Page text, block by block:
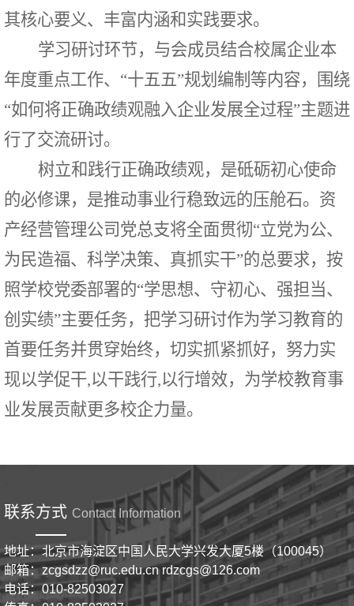
其核心要义、丰富内涵和实践要求。
学习研讨环节，与会成员结合校属企业本
年度重点工作、“十五五”规划编制等内容，围绕
“如何将正确政绩观融入企业发展全过程”主题进
行了交流研讨。
树立和践行正确政绩观，是砥砺初心使命
的必修课，是推动事业行稳致远的压舱石。资
产经营管理公司党总支将全面贯彻“立党为公、
为民造福、科学决策、真抓实干”的总要求，按
照学校党委部署的“学思想、守初心、强担当、
创实绩”主要任务，把学习研讨作为学习教育的
首要任务并贯穿始终，切实抓紧抓好，努力实
现以学促干,以干践行,以行增效，为学校教育事
业发展贡献更多校企力量。
联系方式 Contact Information
地址：北京市海淀区中国人民大学兴发大厦5楼（100045）
邮箱：zcgsdzz@ruc.edu.cn rdzcgs@126.com
电话：010-82503027